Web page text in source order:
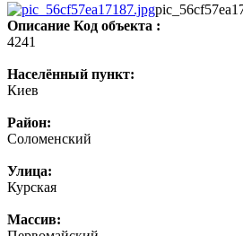
Описание Код объекта :
4241
Населённый пункт:
Киев
Район:
Соломенский
Улица:
Курская
Массив: